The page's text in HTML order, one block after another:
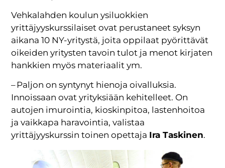
Vehkalahden koulun ysiluokkien
yrittäjyyskurssilaiset ovat perustaneet syksyn
aikana 10 NY-yritystä, joita oppilaat pyörittävät
oikeiden yritysten tavoin tulot ja menot kirjaten
hankkien myös materiaalit ym.
– Paljon on syntynyt hienoja oivalluksia.
Innoissaan ovat yrityksiään kehitelleet. On
autojen imurointia, kioskinpitoa, lastenhoitoa
ja vaikkapa haravointia, valistaa
yrittäjyyskurssin toinen opettaja Ira Taskinen.